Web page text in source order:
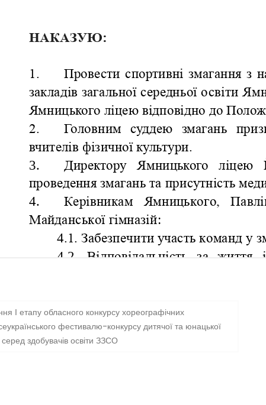
І етапу обласного конкурсу хореографічних
фестивалю-конкурсу дитячої та юнацької
серед здобувачів освіти ЗЗСО